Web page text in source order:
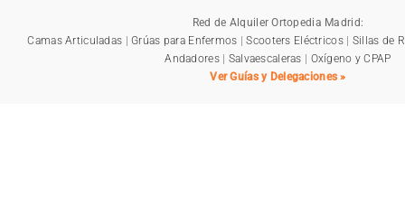
Red de Alquiler Ortopedia Madrid:
Camas Articuladas |Grúas para Enfermos |Scooters Eléctricos| Sillas de
Andadores| Salvaescaleras | Oxígeno y CPAP
Ver Guías y Delegaciones »